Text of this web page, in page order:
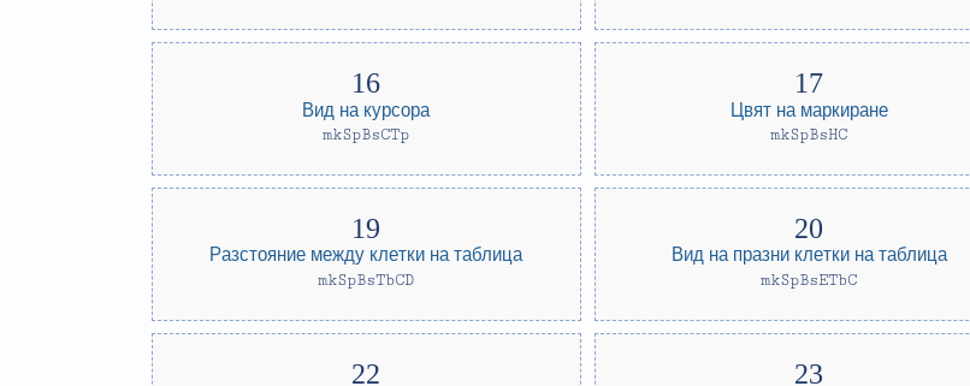
Вид на курсора
mkSpBsCTp
Цвят на маркиране
mkSpBsHC
Разстояние между клетки на таблица
mkSpBsTbCD
Вид на празни клетки на таблица
mkSpBsETbC